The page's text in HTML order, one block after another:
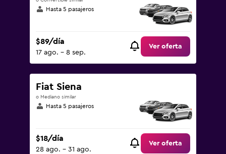
Hasta 5 pasajeros
$89/día
17 ago. - 8 sep.
Ver oferta
Fiat Siena
o Mediano similar
Hasta 5 pasajeros
$18/día
28 ago. - 31 ago.
Ver oferta